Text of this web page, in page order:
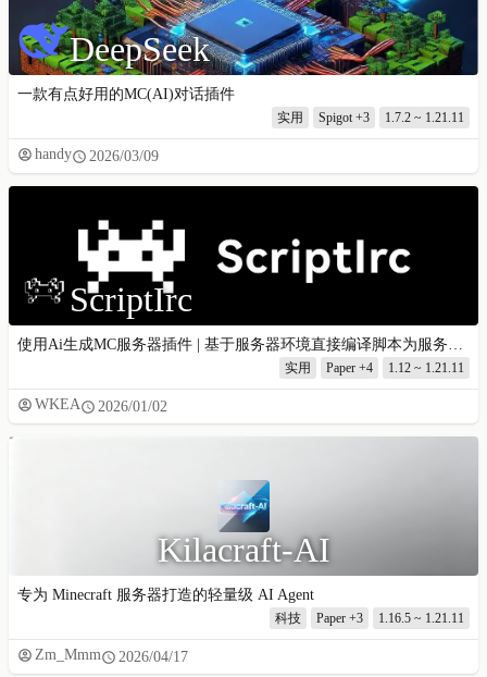
DeepSeek
一款有点好用的MC(AI)对话插件
实用 Spigot+3 1.7.2 ~ 1.21.11
handy 2026/03/09
ScriptIrc
使用Ai生成MC服务器插件 | 基于服务器环境直接编译脚本为服务器插件
实用 Paper +4 1.12 ~ 1.21.11
WKEA 2026/01/02
Kilacraft-AI
专为 Minecraft 服务器打造的轻量级 AI Agent
科技 Paper +3 1.16.5 ~ 1.21.11
Zm_Mmm 2026/04/17